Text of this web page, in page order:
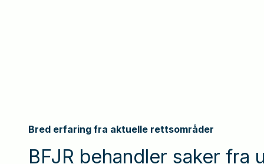
Bred erfaring fra aktuelle rettsområder
BFJR behandler saker fra